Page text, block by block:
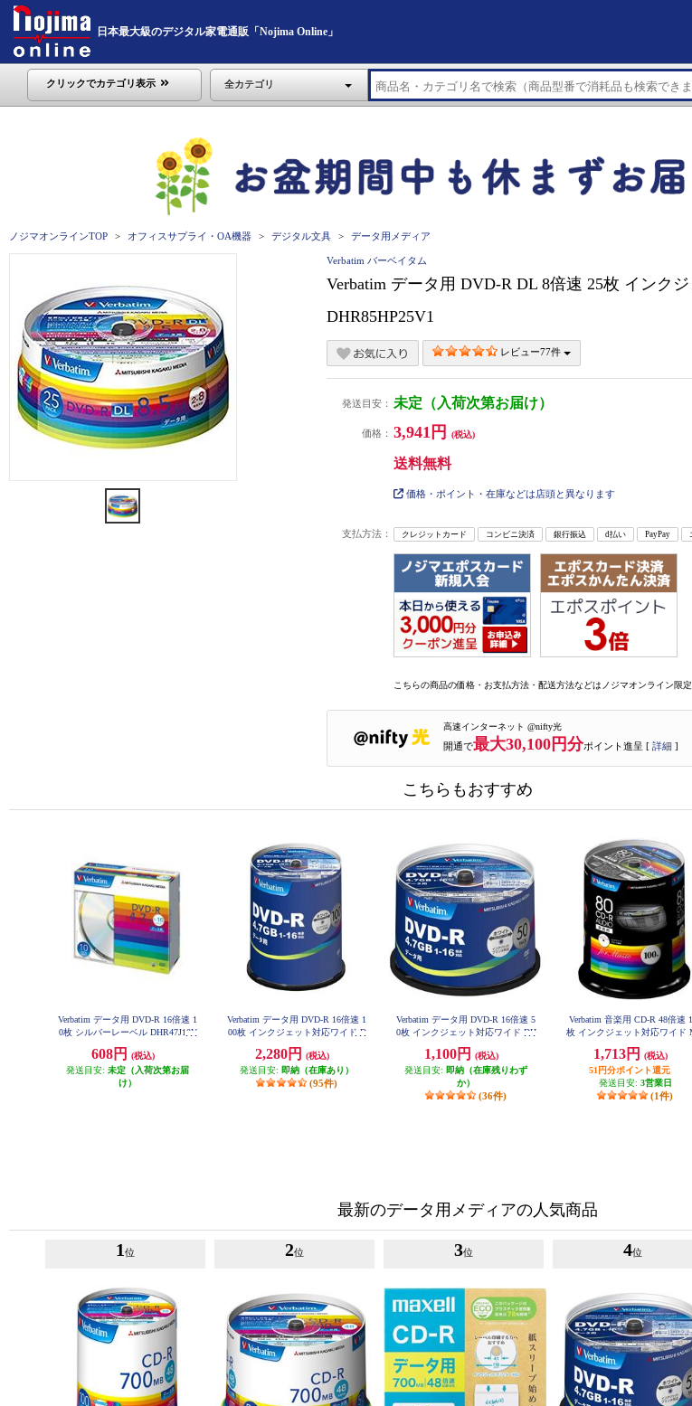
日本最大級のデジタル家電通販「Nojima Online」
クリックでカテゴリ表示 全カテゴリ
ノジマオンラインTOP オフィスサプライ・OA機器 デジタル文具 データ用メディア
Verbatim バーベイタム
Verbatim データ用 DVD-R DL 8倍速 25枚 インク
DHR85HP25V1
レビュー77件
発送目安： 未定（入荷次第お届け）
価格： 3,941円 (税込)
送料無料
価格・ポイント・在庫などは店頭と異なります
支払方法： クレジットカード コンビニ決済 銀行振込 d払い PayPay
こちらの商品の価格・お支払方法・配送方法などはノジマオンライン限定
高速インターネット @nifty光
開通で最大30,100円分ポイント進呈 [ 詳細 ]
こちらもおすすめ
Verbatim データ用 DVD-R 16倍速 1
0枚 シルバーレーベル DHR47J10V
608円
(税込)
発送目安: 未定（入荷次第お届
け）
Verbatim データ用 DVD-R 16倍速 1
00枚 インクジェット対応ワイド D
2,280円
(税込)
発送目安: 即納（在庫あり）
(95件)
Verbatim データ用 DVD-R 16倍速 5
0枚 インクジェット対応ワイド DH
1,100円
(税込)
発送目安: 即納（在庫残りわず
か）
(36件)
Verbatim 音楽用 CD-R 48倍速
枚 インクジェット対応ワイド
1,713円
(税込)
51円分ポイント還元
発送目安: 3営業日
(1件)
最新のデータ用メディアの人気商品
1 位 2位 3位 4位